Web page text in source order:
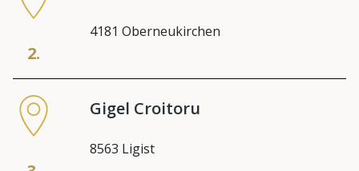
2.
4181 Oberneukirchen
Gigel Croitoru
8563 Ligist